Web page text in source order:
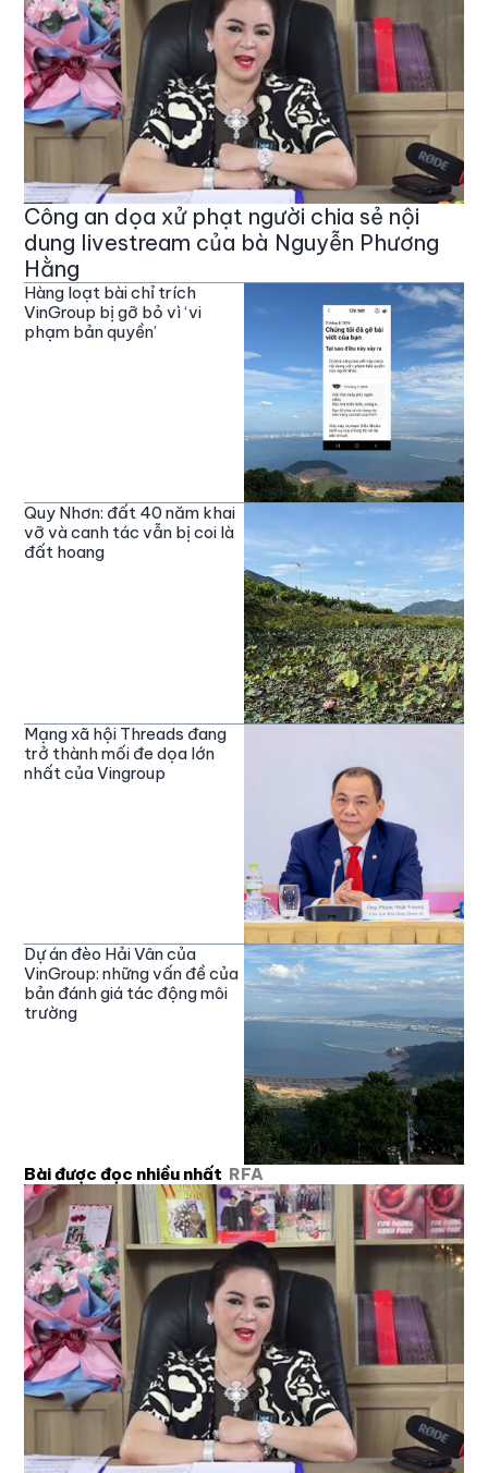
Công an dọa xử phạt người chia sẻ nội
dung livestream của bà Nguyễn Phương
Hằng
Hàng loạt bài chỉ trích
VinGroup bị gỡ bỏ vì ‘vi
phạm bản quyền’
Quy Nhơn: đất 40 năm khai
vỡ và canh tác vẫn bị coi là
đất hoang
Mạng xã hội Threads đang
trở thành mối đe dọa lớn
nhất của Vingroup
Dự án đèo Hải Vân của
VinGroup: những vấn đề của
bản đánh giá tác động môi
trường
Bài được đọc nhiều nhất RFA